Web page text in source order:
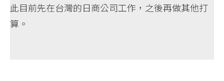
此目前先在台灣的日商公司工作，之後再做其他打
算。